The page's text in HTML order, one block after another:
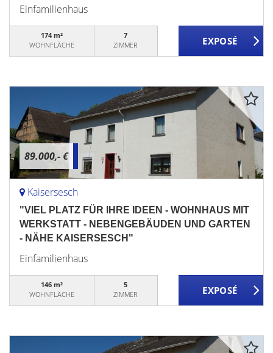
Einfamilienhaus
174 m²
WOHNFLÄCHE
7
ZIMMER
89.000,- €
Kaisersesch
"VIEL PLATZ FÜR IHRE IDEEN - WOHNHAUS MIT
WERKSTATT - NEBENGEBÄUDEN UND GARTEN
- NÄHE KAISERSESCH"
Einfamilienhaus
146 m²
WOHNFLÄCHE
5
ZIMMER